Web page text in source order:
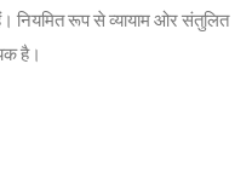
नियमित रूप से व्यायाम ओर संतुलित
है।